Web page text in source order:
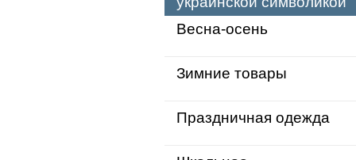
Весна-осень
Зимние товары
Праздничная одежда